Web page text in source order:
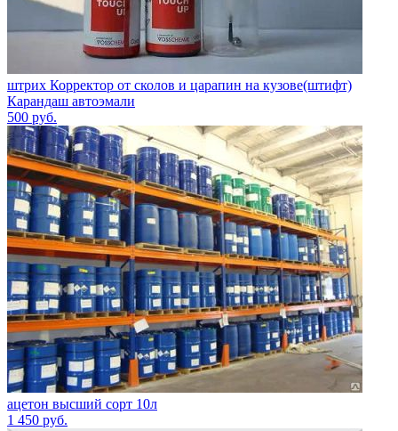
штрих Корректор от сколов и царапин на кузове(штифт)
Карандаш автоэмали
500 руб.
ацетон высший сорт 10л
1 450 руб.